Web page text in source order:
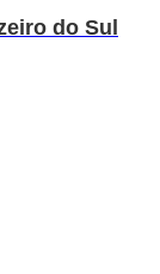
do Sul